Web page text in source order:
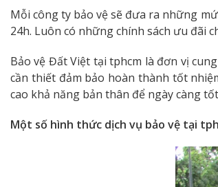
Mỗi công ty bảo vệ sẽ đưa ra những
24h. Luôn có những chính sách ưu đãi
Bảo vệ Đất Việt tại tphcm là đơn vị
cần thiết đảm bảo hoàn thành tốt
cao khả năng bản thân để ngày càng
Một số hình thức dịch vụ bảo vệ tại